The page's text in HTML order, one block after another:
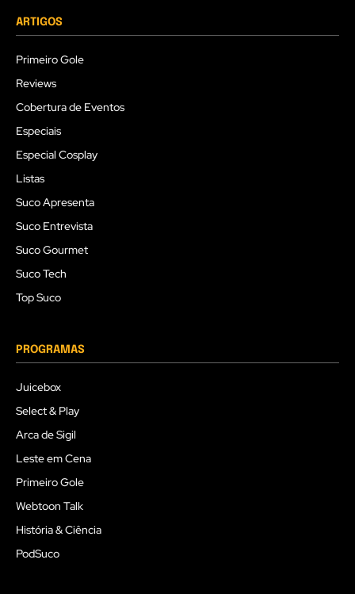
ARTIGOS
Primeiro Gole
Reviews
Cobertura de Eventos
Especiais
Especial Cosplay
Listas
Suco Apresenta
Suco Entrevista
Suco Gourmet
Suco Tech
Top Suco
PROGRAMAS
Juicebox
Select & Play
Arca de Sigil
Leste em Cena
Primeiro Gole
Webtoon Talk
História & Ciência
PodSuco